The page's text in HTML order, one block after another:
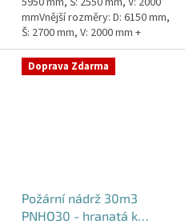
mmVnější rozměry: D: 6150 mm,
Š: 2700 mm, V: 2000 mm +
komínek Běžná doba dodání 2-3
týdny od objednávky. Rozměry...
Doprava Zdarma
Požární nádrž 30m3
PNHO30 - hranatá k